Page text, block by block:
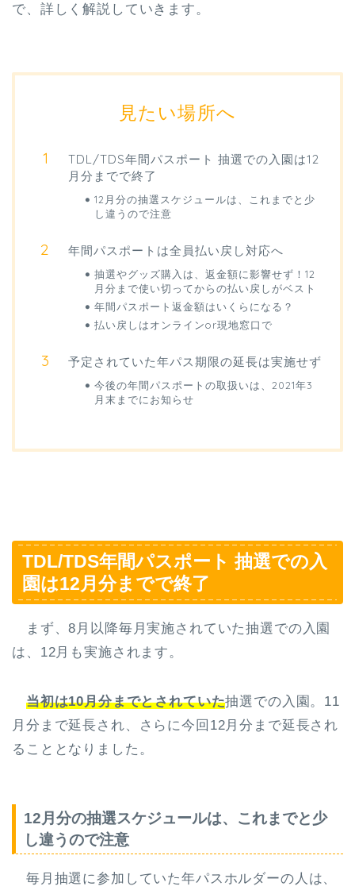
で、詳しく解説していきます。
見たい場所へ
TDL/TDS年間パスポート 抽選での入園は12
月分までで終了
12月分の抽選スケジュールは、これまでと少
し違うので注意
年間パスポートは全員払い戻し対応へ
抽選やグッズ購入は、返金額に影響せず！12
月分まで使い切ってからの払い戻しがベスト
年間パスポート返金額はいくらになる？
払い戻しはオンラインor現地窓口で
予定されていた年パス期限の延長は実施せず
今後の年間パスポートの取扱いは、2021年3
月末までにお知らせ
TDL/TDS年間パスポート 抽選での入
園は12月分までで終了
まず、8月以降毎月実施されていた抽選での入園
は、12月も実施されます。
当初は10月分までとされていた抽選での入園。11
月分まで延長され、さらに今回12月分まで延長され
ることとなりました。
12月分の抽選スケジュールは、これまでと少
し違うので注意
毎月抽選に参加していた年パスホルダーの人は、